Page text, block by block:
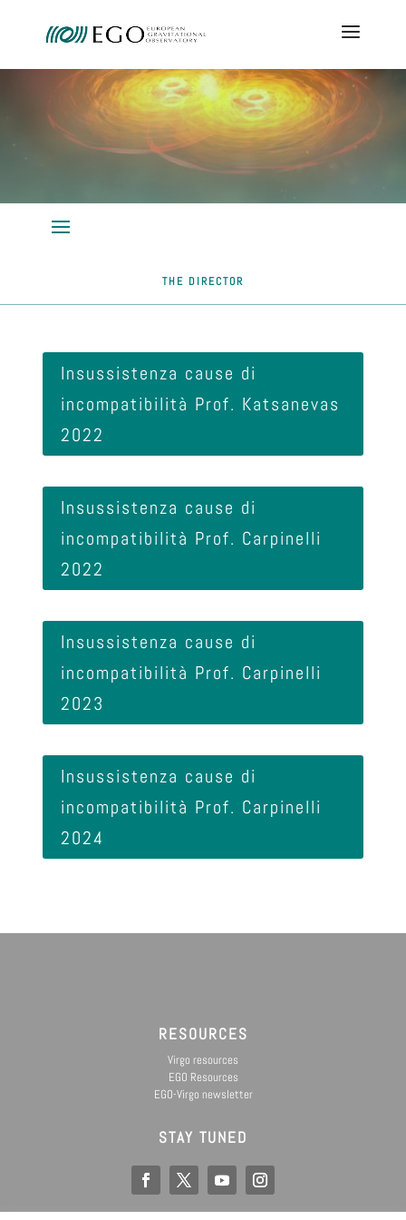
THE DIRECTOR
Insussistenza cause di
incompatibilità Prof. Katsanevas
2022
Insussistenza cause di
incompatibilità Prof. Carpinelli
2022
Insussistenza cause di
incompatibilità Prof. Carpinelli
2023
Insussistenza cause di
incompatibilità Prof. Carpinelli
2024
RESOURCES
Virgo resources
EGO Resources
EGO-Virgo newsletter
STAY TUNED